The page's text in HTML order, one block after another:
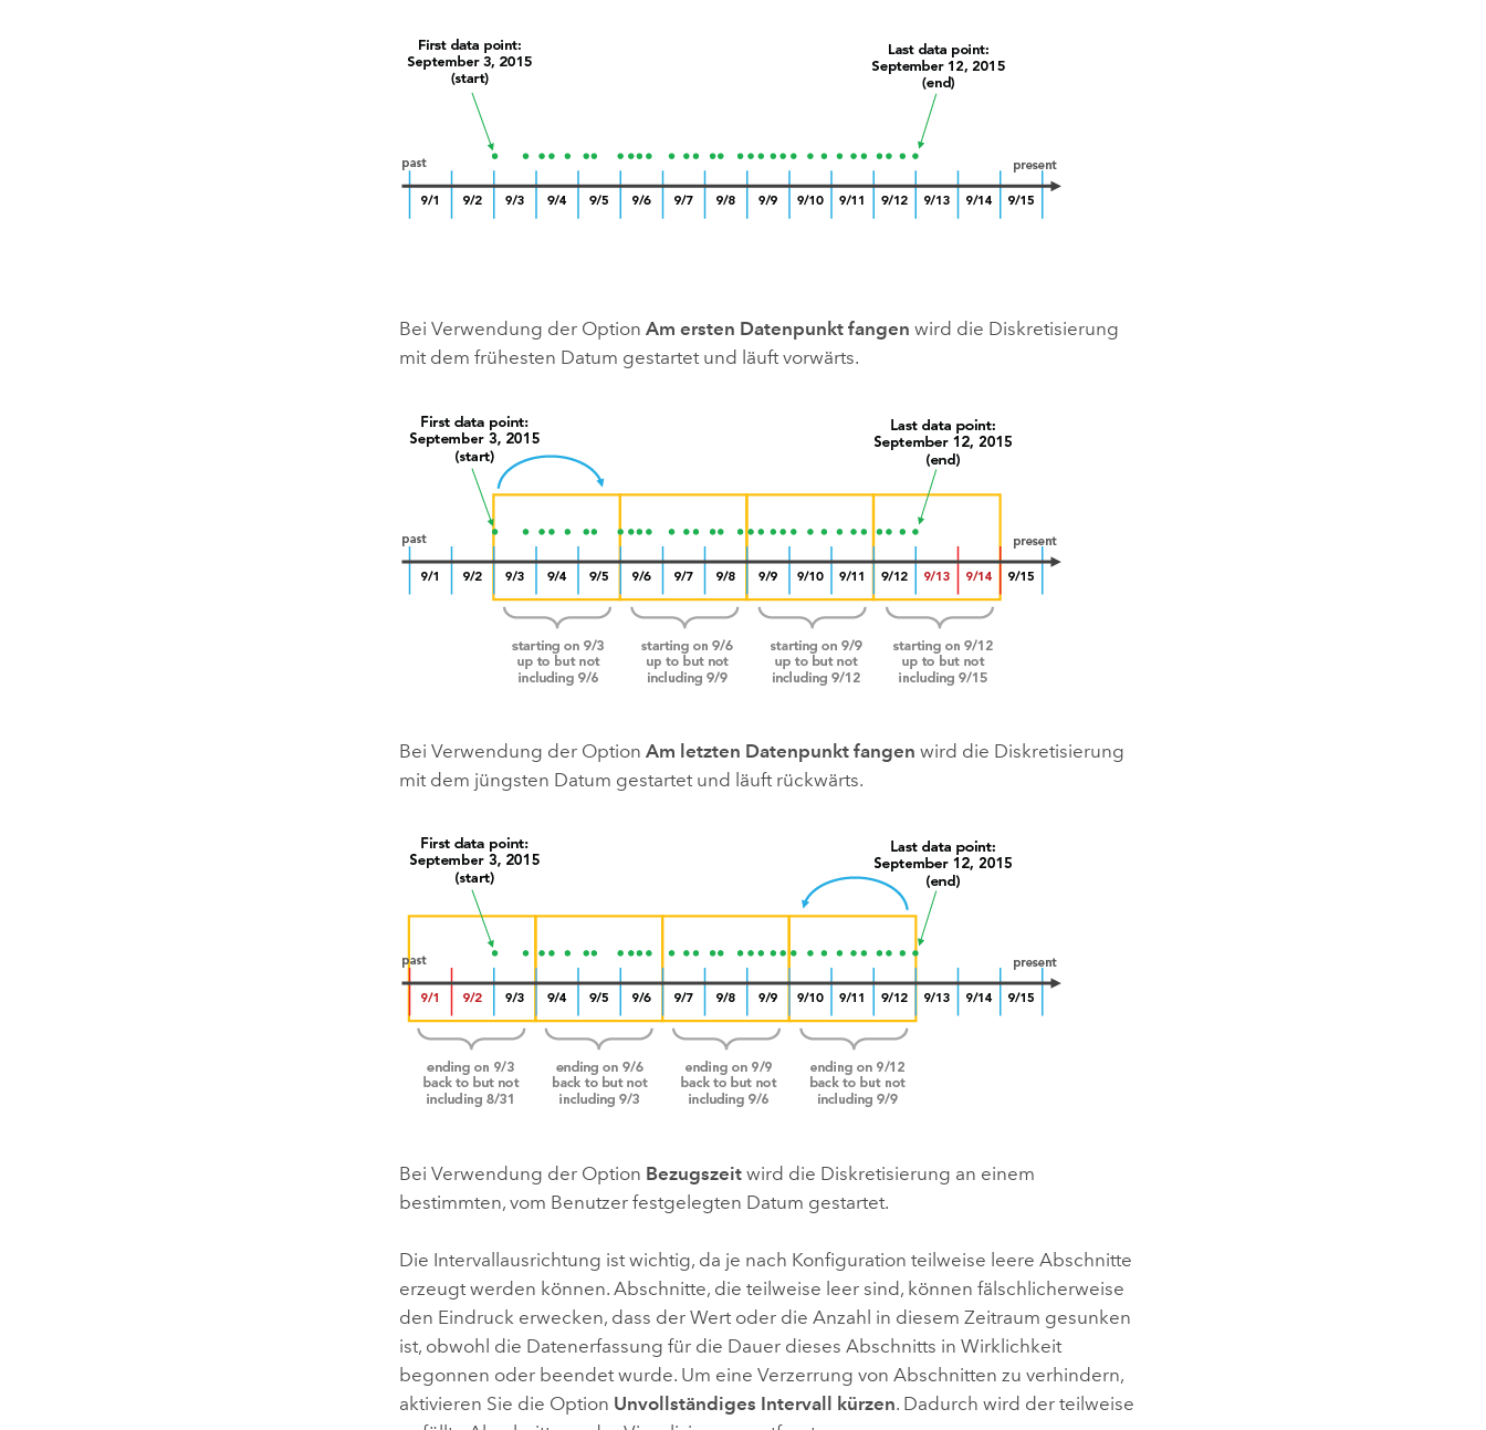
Bei Verwendung der OptionAm ersten Datenpunkt fangen wird die Diskretisierung
mit dem frühesten Datum gestartet und läuft vorwärts.
Bei Verwendung der OptionAm letzten Datenpunkt fangen wird die Diskretisierung
mit dem jüngsten Datum gestartet und läuft rückwärts.
Bei Verwendung der Option Bezugszeit wird die Diskretisierung an einem
bestimmten, vom Benutzer festgelegten Datum gestartet.
Die Intervallausrichtung ist wichtig, da je nach Konfiguration teilweise leere Abschnitte
erzeugt werden können. Abschnitte, die teilweise leer sind, können fälschlicherweise
den Eindruck erwecken, dass der Wert oder die Anzahl in diesem Zeitraum gesunken
ist, obwohl die Datenerfassung für die Dauer dieses Abschnitts in Wirklichkeit
begonnen oder beendet wurde. Um eine Verzerrung von Abschnitten zu verhindern,
aktivieren Sie die Option Unvollständiges Intervall kürzen. Dadurch wird der teilweise